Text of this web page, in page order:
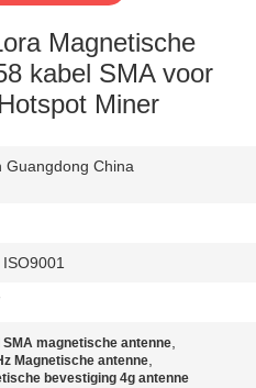
Magnetische
kabel SMA voor
Miner
Guangdong China
SMA magnetische antenne,
Magnetische antenne,
bevestiging 4g antenne